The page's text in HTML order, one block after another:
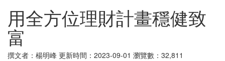
用全方位理財計畫穩健致
富
撰文者：楊明峰 更新時間：2023-09-01 瀏覽數：32,811